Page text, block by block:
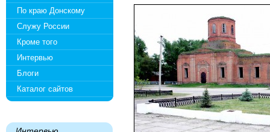
По краю Донскому
Служу России
Кроме того
Интервью
Блоги
Каталог сайтов